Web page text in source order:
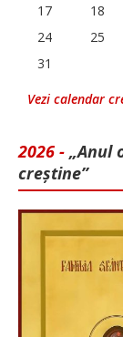
17
18
24
25
31
Vezi calendar
2026 - „Anul
creștine”